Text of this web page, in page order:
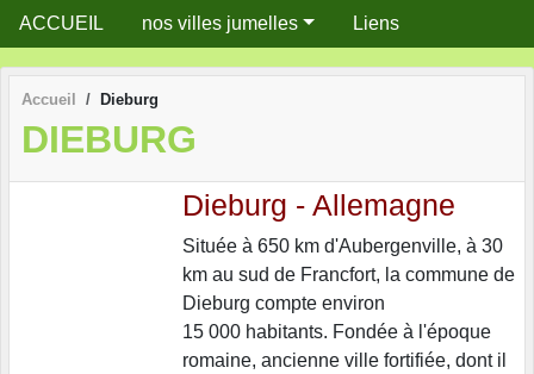
ACCUEIL nos villes jumelles Liens
Accueil Dieburg
DIEBURG
Dieburg - Allemagne
Située à 650 km d'Aubergenville, à 30
km au sud de Francfort, la commune de
Dieburg compte environ
15 000 habitants. Fondée à l'époque
romaine, ancienne ville fortifiée, dont il
Panneau de gestion des cookies